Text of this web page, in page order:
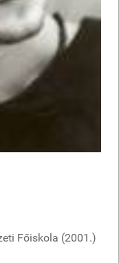
Főiskola (2001.)